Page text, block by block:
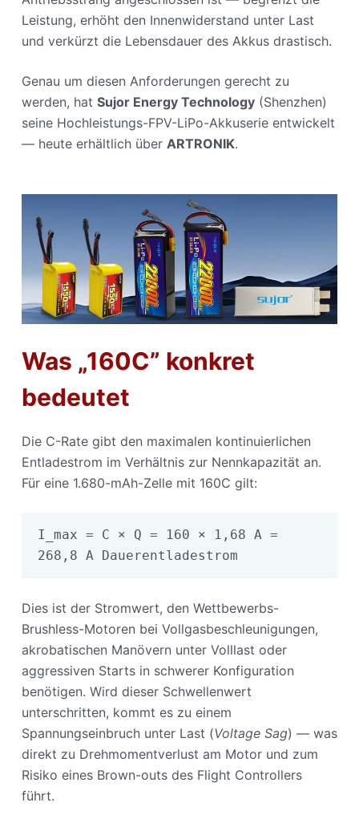
Leistung, erhöht den Innenwiderstand unter Last
und verkürzt die Lebensdauer des Akkus drastisch.
Genau um diesen Anforderungen gerecht zu
werden, hat Sujor Energy Technology(Shenzhen)
seine Hochleistungs-FPV-LiPo-Akkuserie entwickelt
— heute erhältlich über ARTRONIK.
Was „160C” konkret
bedeutet
Die C-Rate gibt den maximalen kontinuierlichen
Entladestrom im Verhältnis zur Nennkapazität an.
Für eine 1.680-mAh-Zelle mit 160C gilt:
I_max = C × Q = 160 × 1,68 A =
268,8 A Dauerentladestrom
Dies ist der Stromwert, den Wettbewerbs-
Brushless-Motoren bei Vollgasbeschleunigungen,
akrobatischen Manövern unter Volllast oder
aggressiven Starts in schwerer Konfiguration
benötigen. Wird dieser Schwellenwert
unterschritten, kommt es zu einem
Spannungseinbruch unter Last (Voltage Sag) — was
direkt zu Drehmomentverlust am Motor und zum
Risiko eines Brown-outs des Flight Controllers
führt.